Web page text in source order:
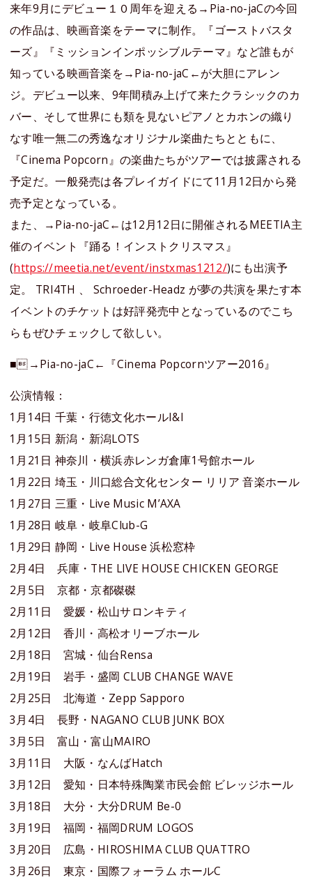
来年9月にデビュー１０周年を迎える→Pia-no-jaCの今回
の作品は、映画音楽をテーマに制作。『ゴーストバスタ
ーズ』『ミッションインポッシブルテーマ』など誰もが
知っている映画音楽を→Pia-no-jaC←が大胆にアレン
ジ。デビュー以来、9年間積み上げて来たクラシックのカ
バー、そして世界にも類を見ないピアノとカホンの織り
なす唯一無二の秀逸なオリジナル楽曲たちとともに、
『Cinema Popcorn』の楽曲たちがツアーでは披露される
予定だ。一般発売は各プレイガイドにて11月12日から発
売予定となっている。
また、→Pia-no-jaC←は12月12日に開催されるMEETIA主
催のイベント『踊る！インストクリスマス』
(https://meetia.net/event/instxmas1212/)にも出演予
定。 TRI4TH 、 Schroeder-Headz が夢の共演を果たす本
イベントのチケットは好評発売中となっているのでこち
らもぜひチェックして欲しい。
■→Pia-no-jaC←『Cinema Popcornツアー2016』
公演情報：
1月14日 千葉・行徳文化ホールI&I
1月15日 新潟・新潟LOTS
1月21日 神奈川・横浜赤レンガ倉庫1号館ホール
1月22日 埼玉・川口総合文化センター リリア 音楽ホール
1月27日 三重・Live Music M’AXA
1月28日 岐阜・岐阜Club-G
1月29日 静岡・Live House 浜松窓枠
2月4日 兵庫・THE LIVE HOUSE CHICKEN GEORGE
2月5日 京都・京都磔磔
2月11日 愛媛・松山サロンキティ
2月12日 香川・高松オリーブホール
2月18日 宮城・仙台Rensa
2月19日 岩手・盛岡 CLUB CHANGE WAVE
2月25日 北海道・Zepp Sapporo
3月4日 長野・NAGANO CLUB JUNK BOX
3月5日 富山・富山MAIRO
3月11日 大阪・なんばHatch
3月12日 愛知・日本特殊陶業市民会館 ビレッジホール
3月18日 大分・大分DRUM Be-0
3月19日 福岡・福岡DRUM LOGOS
3月20日 広島・HIROSHIMA CLUB QUATTRO
3月26日 東京・国際フォーラム ホールC